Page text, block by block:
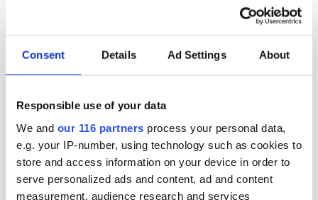
Consent Details Ad Settings About
Responsible use of your data
We and our 116 partners process your personal data,
e.g. your IP-number, using technology such as cookies to
store and access information on your device in order to
serve personalized ads and content, ad and content
measurement, audience research and services
2025-12-29, 08:51
När ai-genererat innehåll ökar, kanallandskapet
blir allt mer fragmenterat och valrörelsen 2026
närmar sig, borde kommunikatörer verka för ett
medielandskap som bygger och främjar kvalitet,